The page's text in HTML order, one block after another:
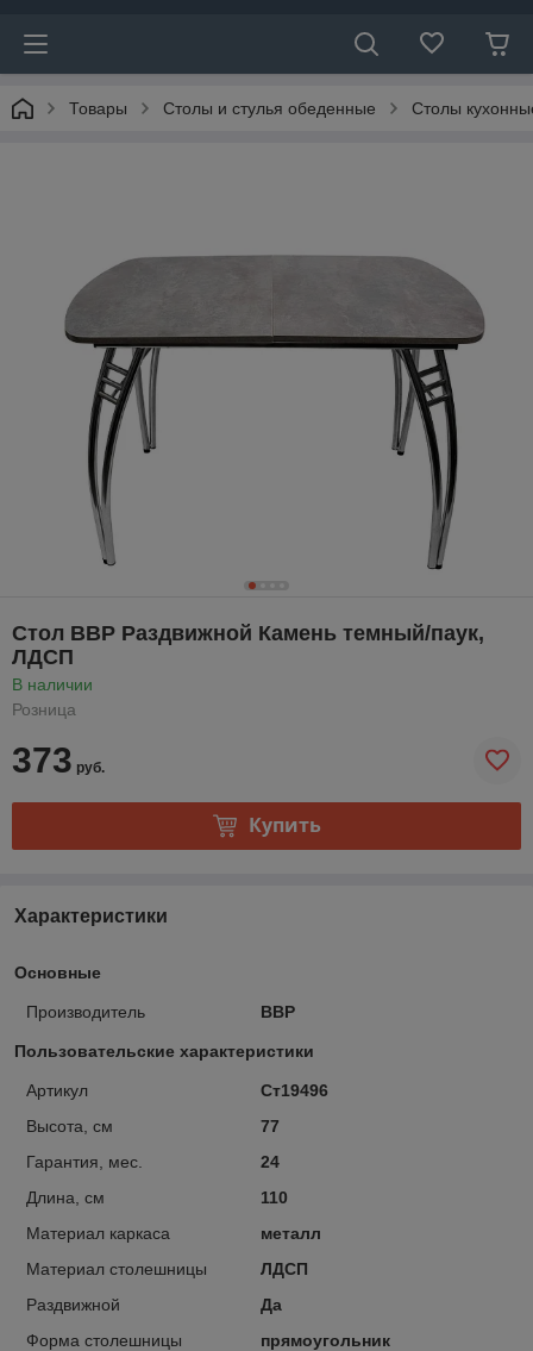
Товары Столы и стулья обеденные Столы
Стол ВВР Раздвижной Камень темный/паук,
ЛДСП
В наличии
Розница
373 руб.
Купить
Характеристики
Основные
Производитель ВВР
Пользовательские характеристики
Артикул
Ст19496
Высота, см
77
Гарантия, мес.
24
Длина, см
110
Материал каркаса
металл
Материал столешницы
ЛДСП
Раздвижной
Да
Форма столешницы
прямоугольник